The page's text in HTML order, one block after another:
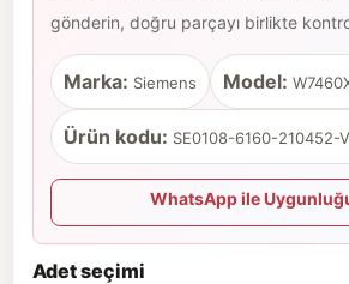
gönderin, doğru parçayı birlikte
Marka: Siemens Model:
Ürün kodu: SE0108-6160-210452-
WhatsApp ile
Adet seçimi